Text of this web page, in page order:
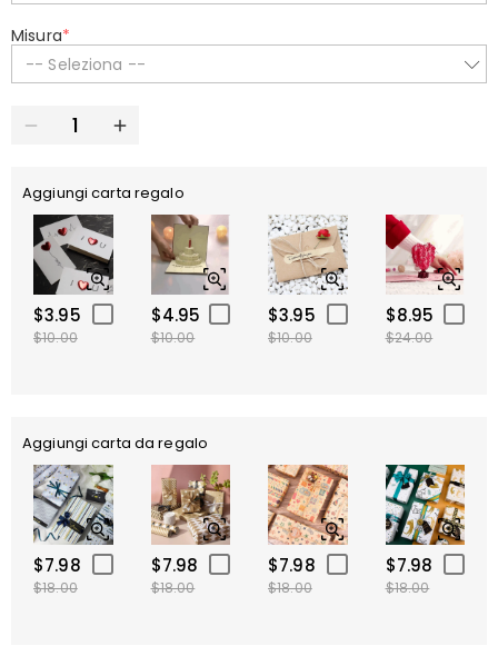
Misura*
-- Seleziona --
Aggiungi carta regalo
$3.95
$10.00
$4.95
$10.00
$3.95
$10.00
$8.95
$24.00
Aggiungi carta da regalo
$7.98
$18.00
$7.98
$18.00
$7.98
$18.00
$7.98
$18.00